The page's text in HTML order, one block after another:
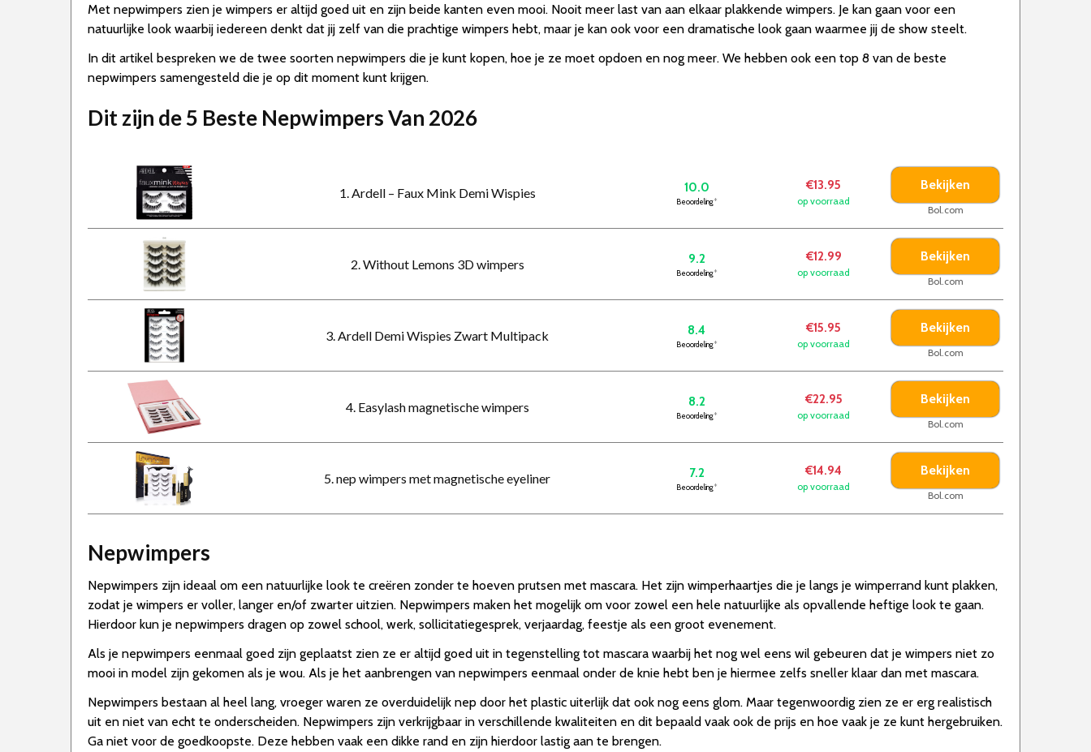
Met nepwimpers zien je wimpers er altijd goed uit en zijn beide kanten even mooi. Nooit meer last van aan elkaar plakkende wimpers. Je kan gaan voor een
natuurlijke look waarbij iedereen denkt dat jij zelf van die prachtige wimpers hebt, maar je kan ook voor een dramatische look gaan waarmee jij de show steelt.
In dit artikel bespreken we de twee soorten nepwimpers die je kunt kopen, hoe je ze moet opdoen en nog meer. We hebben ook een top 8 van de beste
nepwimpers samengesteld die je op dit moment kunt krijgen.
Dit zijn de 5 Beste Nepwimpers Van 2026
1. Ardell – Faux Mink Demi Wispies 10.0
Beoordeling*
€13.95
op voorraad
Bekijken
Bol.com
2. Without Lemons 3D wimpers 9.2
Beoordeling*
€12.99
op voorraad
Bekijken
Bol.com
3. Ardell Demi Wispies Zwart Multipack 8.4
Beoordeling*
€15.95
op voorraad
Bekijken
Bol.com
4. Easylash magnetische wimpers 8.2
Beoordeling*
€22.95
op voorraad
Bekijken
Bol.com
5. nep wimpers met magnetische eyeliner 7.2
Beoordeling*
€14.94
op voorraad
Bekijken
Bol.com
Nepwimpers
Nepwimpers zijn ideaal om een natuurlijke look te creëren zonder te hoeven prutsen met mascara. Het zijn wimperhaartjes die je langs je wimperrand kunt plakken,
zodat je wimpers er voller, langer en/of zwarter uitzien. Nepwimpers maken het mogelijk om voor zowel een hele natuurlijke als opvallende heftige look te gaan.
Hierdoor kun je nepwimpers dragen op zowel school, werk, sollicitatiegesprek, verjaardag, feestje als een groot evenement.
Als je nepwimpers eenmaal goed zijn geplaatst zien ze er altijd goed uit in tegenstelling tot mascara waarbij het nog wel eens wil gebeuren dat je wimpers niet zo
mooi in model zijn gekomen als je wou. Als je het aanbrengen van nepwimpers eenmaal onder de knie hebt ben je hiermee zelfs sneller klaar dan met mascara.
Nepwimpers bestaan al heel lang, vroeger waren ze overduidelijk nep door het plastic uiterlijk dat ook nog eens glom. Maar tegenwoordig zien ze er erg realistisch
uit en niet van echt te onderscheiden. Nepwimpers zijn verkrijgbaar in verschillende kwaliteiten en dit bepaald vaak ook de prijs en hoe vaak je ze kunt hergebruiken.
Ga niet voor de goedkoopste. Deze hebben vaak een dikke rand en zijn hierdoor lastig aan te brengen.